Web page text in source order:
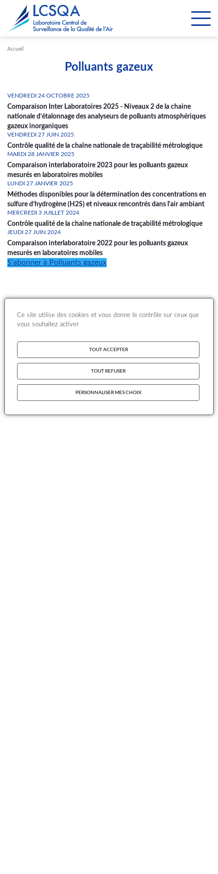
Accueil
Polluants gazeux
VENDREDI 24 OCTOBRE 2025
Comparaison Inter Laboratoires 2025 - Niveaux 2 de la chaine
nationale d’étalonnage des analyseurs de polluants atmosphériques
gazeux inorganiques
VENDREDI 27 JUIN 2025
Contrôle qualité de la chaîne nationale de traçabilité métrologique
MARDI 28 JANVIER 2025
Comparaison interlaboratoire 2023 pour les polluants gazeux
mesurés en laboratoires mobiles
LUNDI 27 JANVIER 2025
Méthodes disponibles pour la détermination des concentrations en
sulfure d’hydrogène (H2S) et niveaux rencontrés dans l'air ambiant
MERCREDI 3 JUILLET 2024
Contrôle qualité de la chaîne nationale de traçabilité métrologique
JEUDI 27 JUIN 2024
Comparaison interlaboratoire 2022 pour les polluants gazeux
mesurés en laboratoires mobiles
S'abonner à Polluants gazeux
Paramétrer les cookies
Ce site utilise des cookies et vous donne le contrôle sur ceux que
vous souhaitez activer
TOUT ACCEPTER
TOUT REFUSER
PERSONNALISER MES CHOIX